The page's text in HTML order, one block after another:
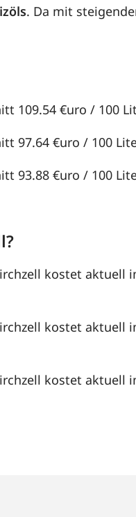
. Da mit
109.54 €uro / 100
97.64 €uro / 100
93.88 €uro / 100
kostet aktuell
kostet aktuell
kostet aktuell